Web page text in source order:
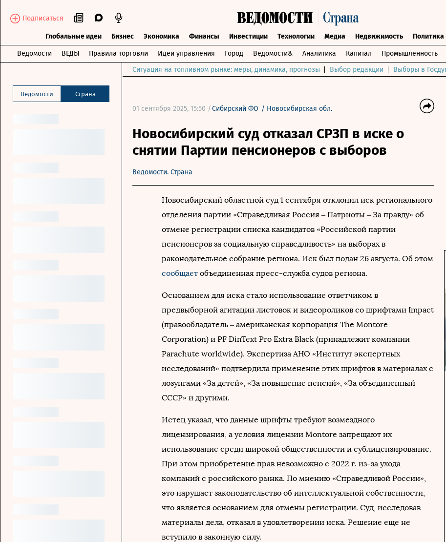
Подписаться
Глобальные идеи Бизнес Экономика Финансы Инвестиции Технологии Медиа Недвижимость Политика
Ведомости ВЕДЫ Правила торговли Идеи управления Город Ведомости& Аналитика Капитал Промышленность
Ведомости Страна
Ситуация на топливном рынке: меры, динамика, прогнозы Выбор редакции Выборы в
01 сентября 2025, 15:50 /Сибирский ФО / Новосибирская обл.
Новосибирский суд отказал СРЗП в иске о
снятии Партии пенсионеров с выборов
Ведомости. Страна
Новосибирский областной суд 1 сентября отклонил иск регионального
отделения партии «Справедливая Россия – Патриоты – За правду» об
отмене регистрации списка кандидатов «Российской партии
пенсионеров за социальную справедливость» на выборах в
pаконодательное собрание региона. Иск был подан 26 августа. Об этом
сообщает объединенная пресс-служба судов региона.
Основанием для иска стало использование ответчиком в
предвыборной агитации листовок и видеороликов со шрифтами Impact
(правообладатель – американская корпорация The Montore
Corporation) и PF DinText Pro Extra Black (принадлежит компании
Parachute worldwide). Экспертиза АНО «Институт экспертных
исследований» подтвердила применение этих шрифтов в материалах с
лозунгами «За детей», «За повышение пенсий», «За объединенный
СССР» и другими.
Истец указал, что данные шрифты требуют возмездного
лицензирования, а условия лицензии Montore запрещают их
использование среди широкой общественности и сублицензирование.
При этом приобретение прав невозможно с 2022 г. из-за ухода
компаний с российского рынка. По мнению «Справедливой России»,
это нарушает законодательство об интеллектуальной собственности,
что является основанием для отмены регистрации. Суд, исследовав
материалы дела, отказал в удовлетворении иска. Решение еще не
вступило в законную силу.